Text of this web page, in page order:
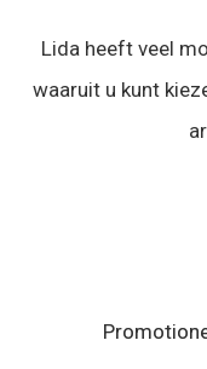
Lida heeft veel
waaruit u kunt